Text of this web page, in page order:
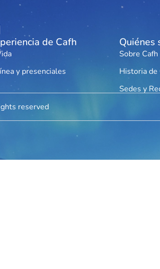
de Cafh
y presenciales
Quiénes
Sobre Cafh
Historia de
Sedes y
reserved